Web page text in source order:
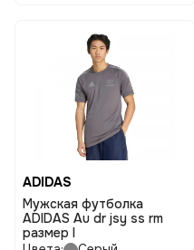
ADIDAS
Мужская футболка
ADIDAS Au dr jsy ss rm
размер l